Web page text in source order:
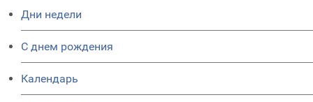
Дни недели
C днем рождения
Календарь